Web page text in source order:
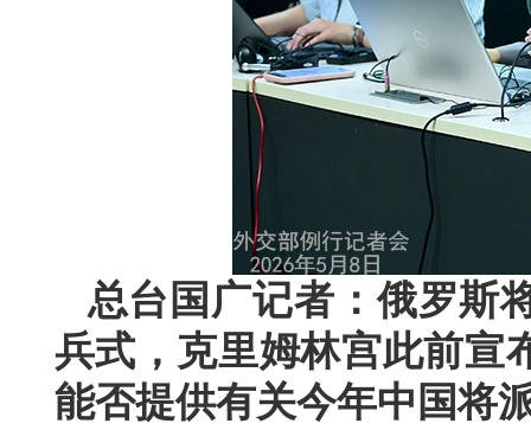
总台国广记者：俄罗斯
兵式，克里姆林宫此前宣
能否提供有关今年中国将